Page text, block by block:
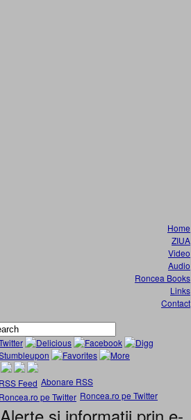
Home
ZIUA
Video
Audio
Roncea Books
Links
Contact
Abonare RSS
Roncea.ro pe Twitter